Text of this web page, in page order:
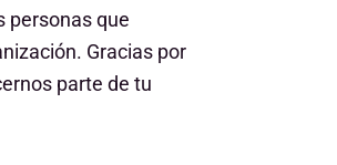
personas que
Gracias por
parte de tu